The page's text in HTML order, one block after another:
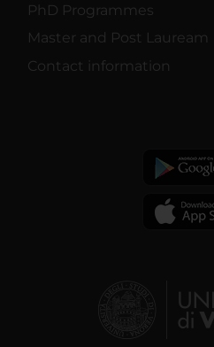
PhD Programmes
Master and Post Lauream
Contact information